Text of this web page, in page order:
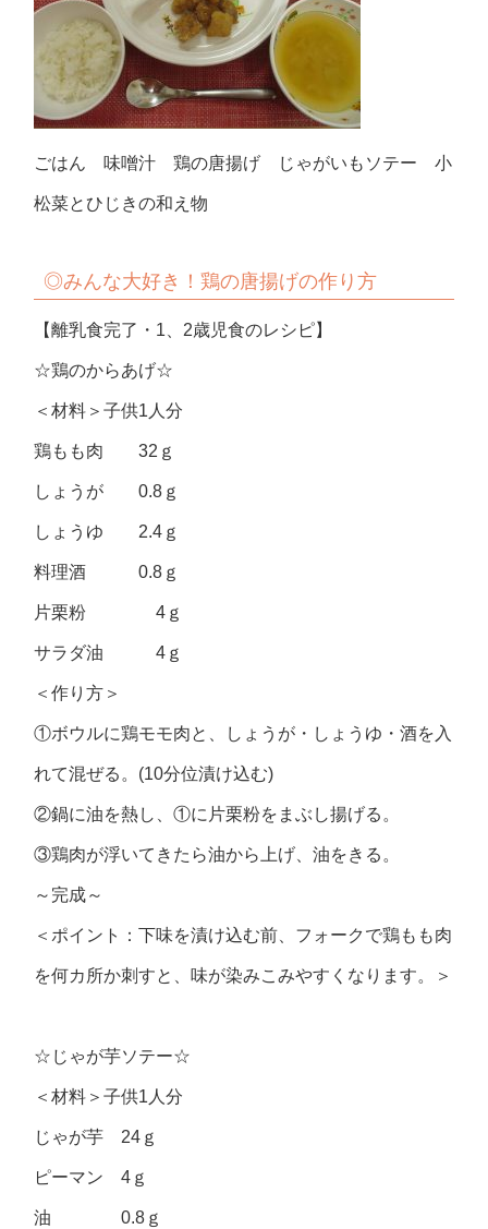
ごはん 味噌汁 鶏の唐揚げ じゃがいもソテー 小
松菜とひじきの和え物
◎みんな大好き！鶏の唐揚げの作り方
【離乳食完了・1、2歳児食のレシピ】
☆鶏のからあげ☆
＜材料＞子供1人分
鶏もも肉 32ｇ
しょうが 0.8ｇ
しょうゆ 2.4ｇ
料理酒 0.8ｇ
片栗粉 4ｇ
サラダ油 4ｇ
＜作り方＞
①ボウルに鶏モモ肉と、しょうが・しょうゆ・酒を入
れて混ぜる。(10分位漬け込む)
②鍋に油を熱し、①に片栗粉をまぶし揚げる。
③鶏肉が浮いてきたら油から上げ、油をきる。
～完成～
＜ポイント：下味を漬け込む前、フォークで鶏もも肉
を何カ所か刺すと、味が染みこみやすくなります。＞
☆じゃが芋ソテー☆
＜材料＞子供1人分
じゃが芋 24ｇ
ピーマン 4ｇ
油 0.8ｇ